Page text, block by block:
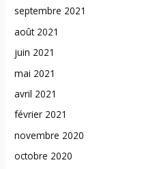
septembre 2021
août 2021
juin 2021
mai 2021
avril 2021
février 2021
novembre 2020
octobre 2020